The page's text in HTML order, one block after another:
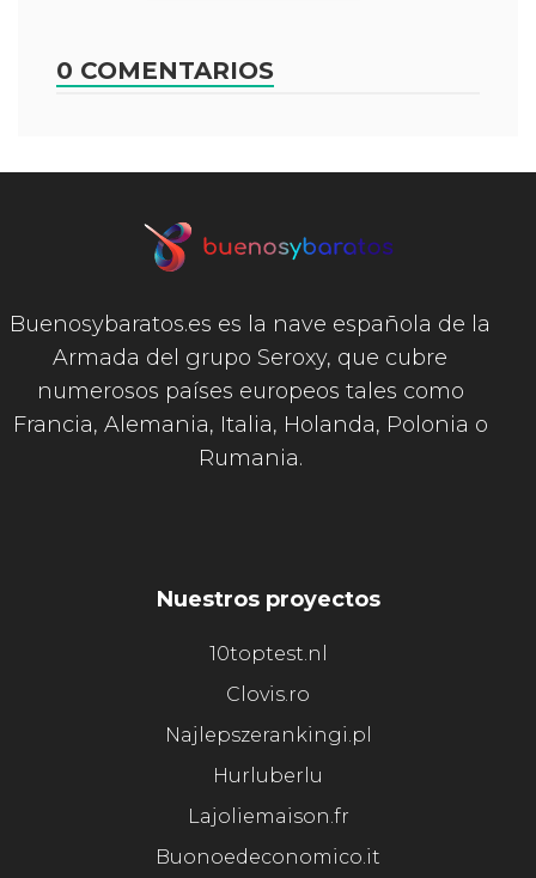
0 COMENTARIOS
Buenosybaratos.es es la nave española de la
Armada del grupo Seroxy, que cubre
numerosos países europeos tales como
Francia, Alemania, Italia, Holanda, Polonia o
Rumania.
Nuestros proyectos
10toptest.nl
Clovis.ro
Najlepszerankingi.pl
Hurluberlu
Lajoliemaison.fr
Buonoedeconomico.it